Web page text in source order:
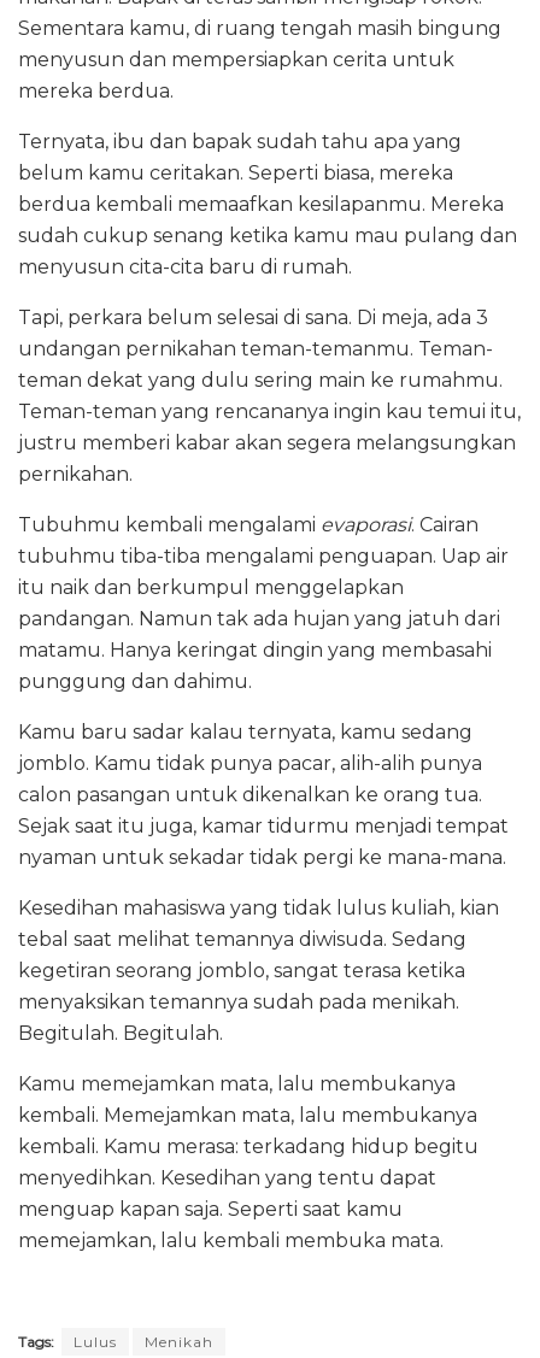
Sementara kamu, di ruang tengah masih bingung
menyusun dan mempersiapkan cerita untuk
mereka berdua.
Ternyata, ibu dan bapak sudah tahu apa yang
belum kamu ceritakan. Seperti biasa, mereka
berdua kembali memaafkan kesilapanmu. Mereka
sudah cukup senang ketika kamu mau pulang dan
menyusun cita-cita baru di rumah.
Tapi, perkara belum selesai di sana. Di meja, ada 3
undangan pernikahan teman-temanmu. Teman-
teman dekat yang dulu sering main ke rumahmu.
Teman-teman yang rencananya ingin kau temui itu,
justru memberi kabar akan segera melangsungkan
pernikahan.
Tubuhmu kembali mengalami evaporasi. Cairan
tubuhmu tiba-tiba mengalami penguapan. Uap air
itu naik dan berkumpul menggelapkan
pandangan. Namun tak ada hujan yang jatuh dari
matamu. Hanya keringat dingin yang membasahi
punggung dan dahimu.
Kamu baru sadar kalau ternyata, kamu sedang
jomblo. Kamu tidak punya pacar, alih-alih punya
calon pasangan untuk dikenalkan ke orang tua.
Sejak saat itu juga, kamar tidurmu menjadi tempat
nyaman untuk sekadar tidak pergi ke mana-mana.
Kesedihan mahasiswa yang tidak lulus kuliah, kian
tebal saat melihat temannya diwisuda. Sedang
kegetiran seorang jomblo, sangat terasa ketika
menyaksikan temannya sudah pada menikah.
Begitulah. Begitulah.
Kamu memejamkan mata, lalu membukanya
kembali. Memejamkan mata, lalu membukanya
kembali. Kamu merasa: terkadang hidup begitu
menyedihkan. Kesedihan yang tentu dapat
menguap kapan saja. Seperti saat kamu
memejamkan, lalu kembali membuka mata.
Tags: Lulus Menikah